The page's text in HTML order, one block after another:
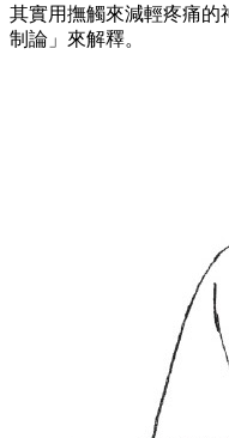
其實用撫觸來減輕疼痛的
制論」來解釋。